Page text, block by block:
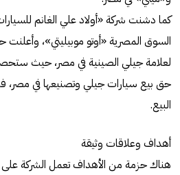
كما دشنت شركة «أولاد علي الغانم
السوق المصرية «أوتو موبيليتي»، وأعلنت
لعلامة جيلي الصينية في مصر، حيث
حق بيع سيارات جيلي وتصنيعها في
البيع.
أهداف وعلاقات وثيقة
هناك حزمة من الأهداف تعمل الشركة